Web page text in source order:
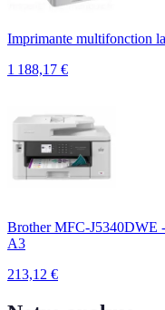
Imprimante multifonction
1 188,17 €
Brother MFC-J5340DWE
A3
213,12 €